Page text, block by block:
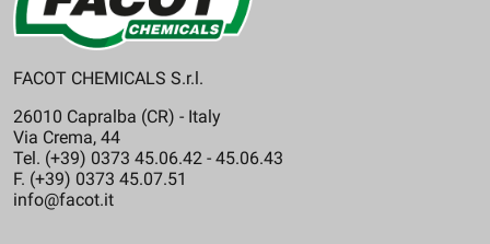
FACOT CHEMICALS S.r.l.
26010 Capralba (CR) - Italy
Via Crema, 44
Tel. (+39) 0373 45.06.42 - 45.06.43
F. (+39) 0373 45.07.51
info@facot.it